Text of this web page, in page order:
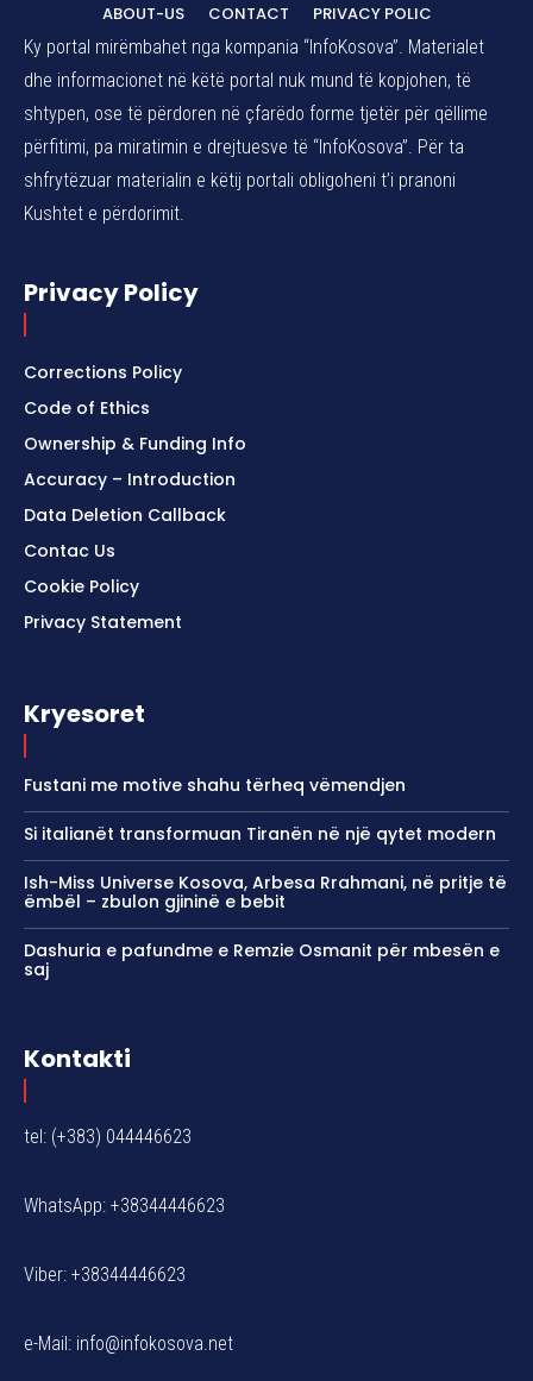
ABOUT-US CONTACT
PRIVACY POLIC
Ky portal mirëmbahet nga kompania “InfoKosova”. Materialet
dhe informacionet në këtë portal nuk mund të kopjohen, të
shtypen, ose të përdoren në çfarëdo forme tjetër për qëllime
përfitimi, pa miratimin e drejtuesve të “InfoKosova”. Për ta
shfrytëzuar materialin e këtij portali obligoheni t’i pranoni
Kushtet e përdorimit.
Privacy Policy
Corrections Policy
Code of Ethics
Ownership & Funding Info
Accuracy – Introduction
Data Deletion Callback
Contac Us
Cookie Policy
Privacy Statement
Kryesoret
Fustani me motive shahu tërheq vëmendjen
Si italianët transformuan Tiranën në një qytet modern
Ish-Miss Universe Kosova, Arbesa Rrahmani, në pritje të
ëmbël – zbulon gjininë e bebit
Dashuria e pafundme e Remzie Osmanit për mbesën e
saj
Kontakti
tel: (+383) 044446623
WhatsApp: +38344446623
Viber: +38344446623
e-Mail: info@infokosova.net